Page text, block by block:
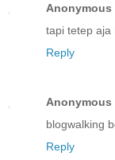
Anonymous
tapi tetep aja
Reply
Anonymous
blogwalking
Reply